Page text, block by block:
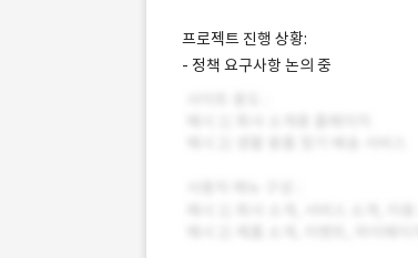
프로젝트 진행 상황:
- 정책 요구사항 논의 중